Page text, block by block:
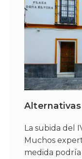
La subida del
Muchos
medida